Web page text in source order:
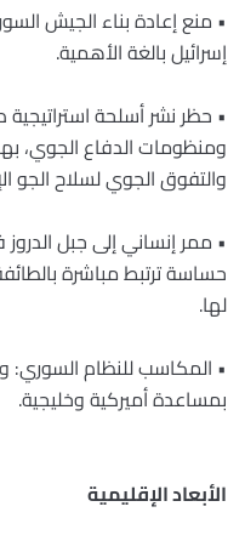
‏•‏ منع إعادة بناء الجيش
‏إسرائيل بالغة الأهمية.‏
‏•‏ حظر نشر أسلحة
ومنظومات الدفاع الجوي،
‏والتفوق الجوي لسلاح الجو
‏•‏ ممر إنساني إلى جبل
‏حساسة ترتبط مباشرة
لها.‏
‏•‏ المكاسب للنظام السوري:
بمساعدة ‏أميركية وخليجية.‏
الأبعاد الإقليمية